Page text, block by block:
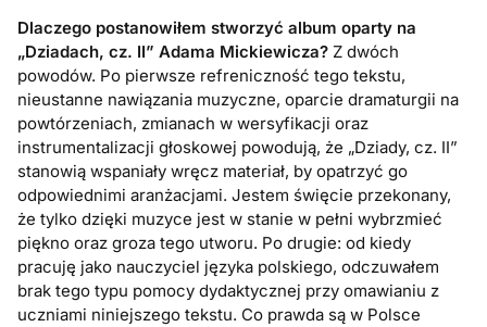
Dlaczego postanowiłem stworzyć album oparty na
„Dziadach, cz. II” Adama Mickiewicza? Z dwóch
powodów. Po pierwsze refreniczność tego tekstu,
nieustanne nawiązania muzyczne, oparcie dramaturgii na
powtórzeniach, zmianach w wersyfikacji oraz
instrumentalizacji głoskowej powodują, że „Dziady, cz. II”
stanowią wspaniały wręcz materiał, by opatrzyć go
odpowiednimi aranżacjami. Jestem święcie przekonany,
że tylko dzięki muzyce jest w stanie w pełni wybrzmieć
piękno oraz groza tego utworu. Po drugie: od kiedy
pracuję jako nauczyciel języka polskiego, odczuwałem
brak tego typu pomocy dydaktycznej przy omawianiu z
uczniami niniejszego tekstu. Co prawda są w Polsce